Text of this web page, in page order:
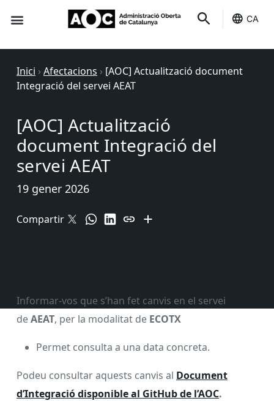
CA
Inici › Afectacions › [AOC] Actualització document
Integració del servei AEAT
[AOC] Actualització
document Integració del
servei AEAT
19 gener 2026
Compartir
Informar-vos que s’han fet canvis en el servei
deAEAT, per la modalitat de ECOTX
Permet consulta a una data concreta.
Podeu consultar aquests canvis al Document
d’Integració disponible al GitHub de l’AOC.